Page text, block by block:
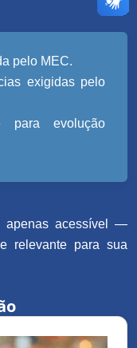
pelo MEC.
exigidas pelo
para evolução
apenas acessível —
relevante para sua